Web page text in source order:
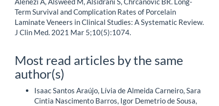
Term Survival and Complication Rates of Porcelain
Laminate Veneers in Clinical Studies: A Systematic Review.
J Clin Med. 2021 Mar 5;10(5):1074.
Most read articles by the same
author(s)
Isaac Santos Araújo, Lívia de Almeida Carneiro, Sara
Cintia Nascimento Barros, Igor Demetrio de Sousa,